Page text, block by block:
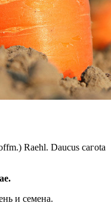
Raehl. Daucus сагotа
и семена.